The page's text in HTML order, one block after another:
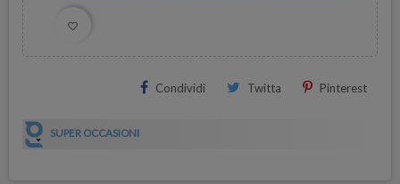
favorite_border
Condividi Twitta Pinterest
SUPER OCCASIONI